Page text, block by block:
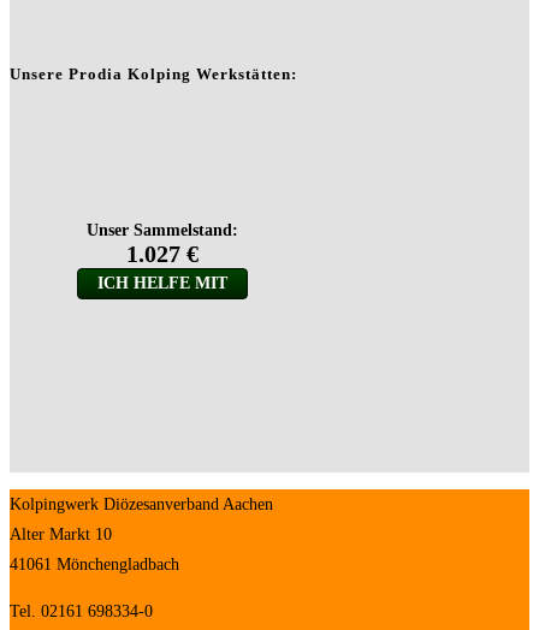
Unsere Prodia Kolping Werkstätten:
Kolpingwerk Diözesanverband Aachen
Alter Markt 10
41061 Mönchengladbach
Tel. 02161 698334-0